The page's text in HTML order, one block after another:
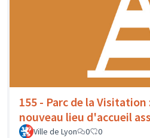
155 - Parc de la Visitation
nouveau lieu d'accueil
Ville de Lyon
0 0